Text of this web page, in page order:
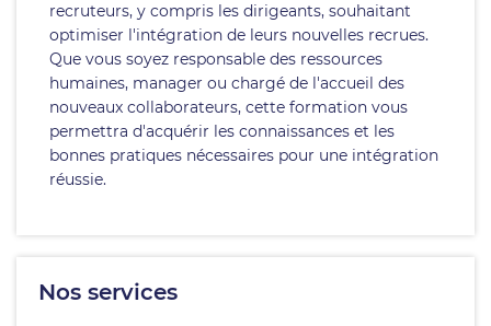
recruteurs, y compris les dirigeants, souhaitant
optimiser l'intégration de leurs nouvelles recrues.
Que vous soyez responsable des ressources
humaines, manager ou chargé de l'accueil des
nouveaux collaborateurs, cette formation vous
permettra d'acquérir les connaissances et les
bonnes pratiques nécessaires pour une intégration
réussie.
Nos services